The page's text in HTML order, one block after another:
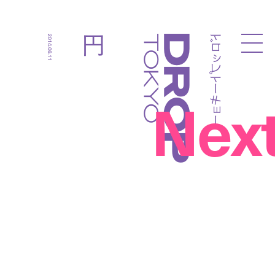
Droptokyo ドロップトーキョー
円
2014.06.11